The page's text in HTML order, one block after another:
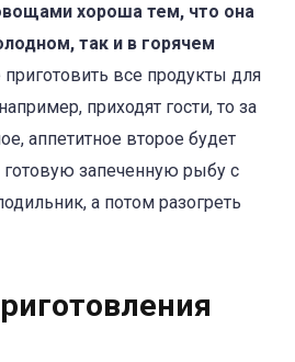
хороша тем, что она
так и в горячем
все продукты для
приходят гости, то за
аппетитное второе будет
запеченную рыбу с
а потом разогреть